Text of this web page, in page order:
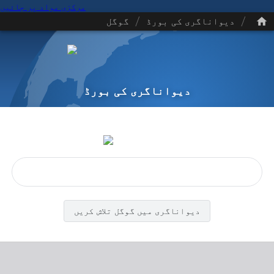
مرکزی مواد پر جائیں
/ دیواناگری کی بورڈ / گوگل
دیواناگری کی بورڈ
دیواناگری میں گوگل تلاش کریں